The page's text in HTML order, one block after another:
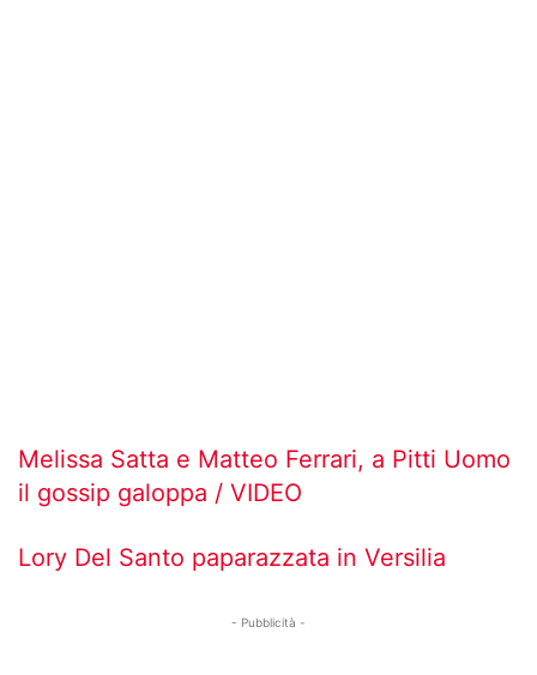
Melissa Satta e Matteo Ferrari, a Pitti Uomo
il gossip galoppa / VIDEO
Lory Del Santo paparazzata in Versilia
- Pubblicità -